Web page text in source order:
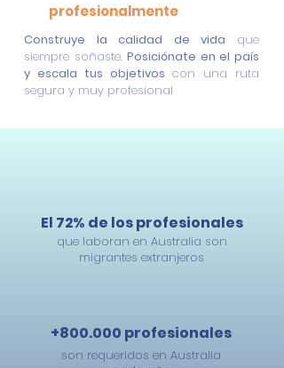
profesionalmente
Construye la calidad de vida que
siempre soñaste.Posiciónate en el país
y escala tus objetivos con una ruta
segura y muy profesional
El 72% de los profesionales
que laboran en Australia son
migrantes extranjeros
+800.000 profesionales
son requeridos en Australia